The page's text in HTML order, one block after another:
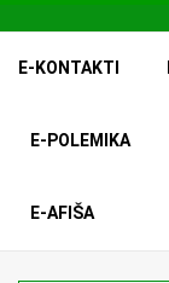
E-KONTAKTI
E-POLEMIKA
E-AFIŠA